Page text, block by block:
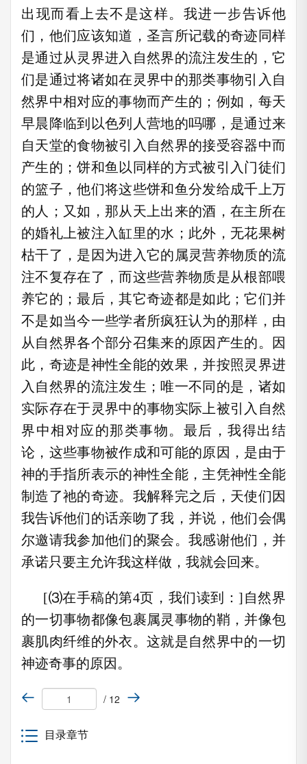
出现而看上去不是这样。我进一步告诉他
们，他们应该知道，圣言所记载的奇迹同样
是通过从灵界进入自然界的流注发生的，它
们是通过将诸如在灵界中的那类事物引入自
然界中相对应的事物而产生的；例如，每天
早晨降临到以色列人营地的吗哪，是通过来
自天堂的食物被引入自然界的接受容器中而
产生的；饼和鱼以同样的方式被引入门徒们
的篮子，他们将这些饼和鱼分发给成千上万
的人；又如，那从天上出来的酒，在主所在
的婚礼上被注入缸里的水；此外，无花果树
枯干了，是因为进入它的属灵营养物质的流
注不复存在了，而这些营养物质是从根部喂
养它的；最后，其它奇迹都是如此；它们并
不是如当今一些学者所疯狂认为的那样，由
从自然界各个部分召集来的原因产生的。因
此，奇迹是神性全能的效果，并按照灵界进
入自然界的流注发生；唯一不同的是，诸如
实际存在于灵界中的事物实际上被引入自然
界中相对应的那类事物。最后，我得出结
论，这些事物被作成和可能的原因，是由于
神的手指所表示的神性全能，主凭神性全能
制造了祂的奇迹。我解释完之后，天使们因
我告诉他们的话亲吻了我，并说，他们会偶
尔邀请我参加他们的聚会。我感谢他们，并
承诺只要主允许我这样做，我就会回来。
[⑶在手稿的第4页，我们读到：]自然界
的一切事物都像包裹属灵事物的鞘，并像包
裹肌肉纤维的外衣。这就是自然界中的一切
神迹奇事的原因。
/ 12
目录章节